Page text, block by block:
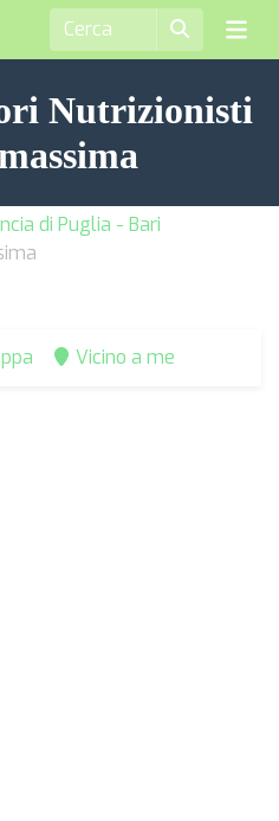
Nutrizionisti
di Puglia - Bari
Vicino a me